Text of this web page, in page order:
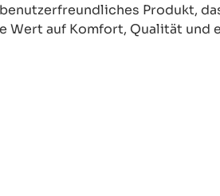
Produkt,
Wert auf Komfort, Qualität